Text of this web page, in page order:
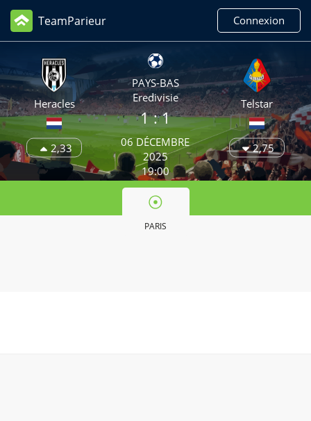
TeamParieur Connexion
Heracles
2,33
PAYS-BAS
Eredivisie
1 : 1
06 DÉCEMBRE
2025
19:00
Telstar
2,75
PARIS